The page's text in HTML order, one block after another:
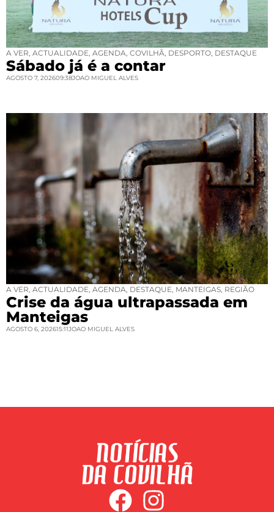
A VER ACTUALIDADE AGENDA COVILHÃ DESPORTO DESTAQUE
Sábado já é a contar
AGOSTO 7, 202609:38JOAO MIGUEL ALVES
A VER ACTUALIDADE AGENDA DESTAQUE MANTEIGAS REGIÃO
Crise da água ultrapassada em
Manteigas
AGOSTO 6, 202615:11JOAO MIGUEL ALVES